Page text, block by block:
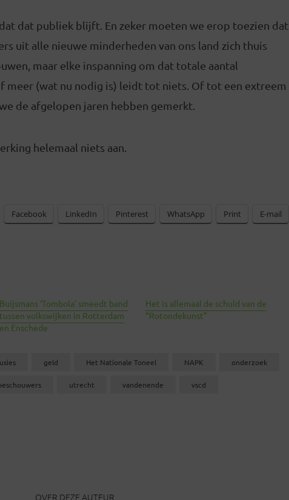
dat publiek blijft. En zeker moeten we erop toezien dat
uit alle nieuwe minderheden van ons land zich thuis
maar elke inspanning om dat totale aantal
meer (wat nu nodig is) leidt tot niets. Of tot een extreem
de afgelopen jaren hebben gemerkt.
helemaal niets aan.
Facebook LinkedIn Pinterest WhatsApp Print E-mail
Buijsmans ‘Tombola’ smeedt band
tussen volkswijken in Rotterdam
en Enschede
Het is allemaal de schuld van de
“Rotondekunst”
geld Het Nationale Toneel NAPK onderzoek
utrecht vandenende vscd
OVER DEZE AUTEUR